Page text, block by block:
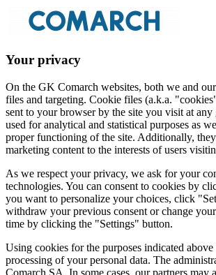
Your privacy
On the GK Comarch websites, both we and
files and targeting. Cookie files (a.k.a.
sent to your browser by the site you visit at
used for analytical and statistical purposes as
proper functioning of the site. Additionally,
marketing content to the interests of users
As we respect your privacy, we ask for your
technologies. You can consent to cookies by
you want to personalize your choices, click
withdraw your previous consent or change
time by clicking the "Settings" button.
Using cookies for the purposes indicated above
processing of your personal data. The
Comarch SA. In some cases, our partners may